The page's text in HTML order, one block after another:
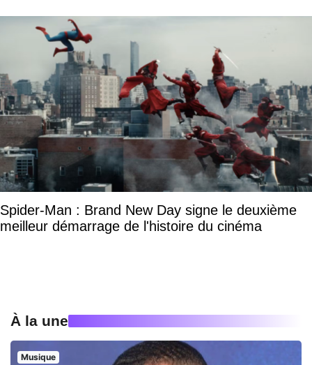
Spider-Man : Brand New Day signe le deuxième
meilleur démarrage de l'histoire du cinéma
À la une
Musique